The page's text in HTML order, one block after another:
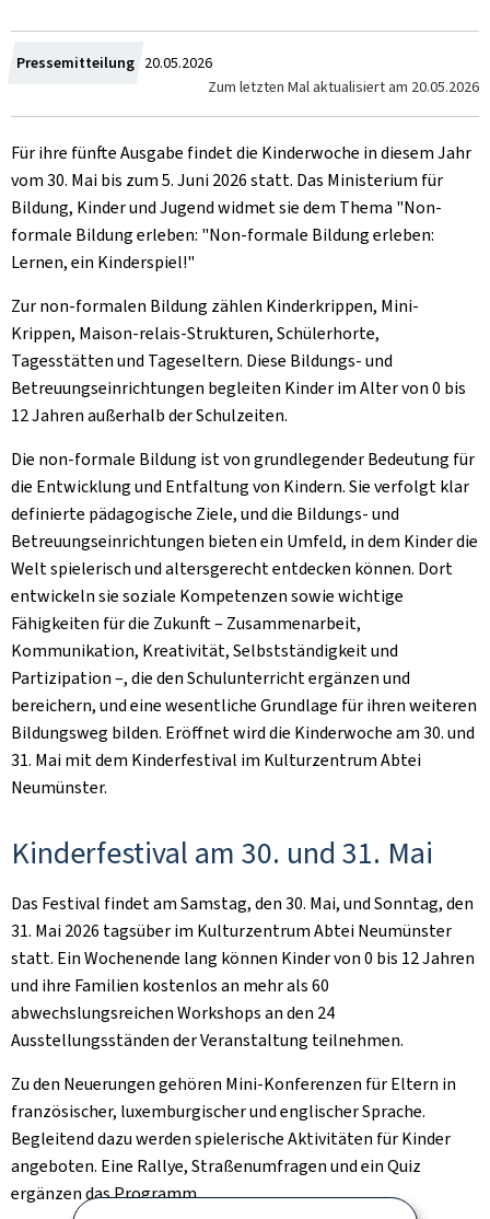
Pressemitteilung Zum
20.05.2026
Zum letzten Mal aktualisiert am 20.05.2026
Für ihre fünfte Ausgabe findet die Kinderwoche in diesem Jahr
vom 30. Mai bis zum 5. Juni 2026 statt. Das Ministerium für
Bildung, Kinder und Jugend widmet sie dem Thema "Non-
formale Bildung erleben: "Non-formale Bildung erleben:
Lernen, ein Kinderspiel!"
Zur non-formalen Bildung zählen Kinderkrippen, Mini-
Krippen, Maison-relais-Strukturen, Schülerhorte,
Tagesstätten und Tageseltern. Diese Bildungs- und
Betreuungseinrichtungen begleiten Kinder im Alter von 0 bis
12 Jahren außerhalb der Schulzeiten.
Die non-formale Bildung ist von grundlegender Bedeutung für
die Entwicklung und Entfaltung von Kindern. Sie verfolgt klar
definierte pädagogische Ziele, und die Bildungs- und
Betreuungseinrichtungen bieten ein Umfeld, in dem Kinder die
Welt spielerisch und altersgerecht entdecken können. Dort
entwickeln sie soziale Kompetenzen sowie wichtige
Fähigkeiten für die Zukunft – Zusammenarbeit,
Kommunikation, Kreativität, Selbstständigkeit und
Partizipation –, die den Schulunterricht ergänzen und
bereichern, und eine wesentliche Grundlage für ihren weiteren
Bildungsweg bilden. Eröffnet wird die Kinderwoche am 30. und
31. Mai mit dem Kinderfestival im Kulturzentrum Abtei
Neumünster.
Kinderfestival am 30. und 31. Mai
Das Festival findet am Samstag, den 30. Mai, und Sonntag, den
31. Mai 2026 tagsüber im Kulturzentrum Abtei Neumünster
statt. Ein Wochenende lang können Kinder von 0 bis 12 Jahren
und ihre Familien kostenlos an mehr als 60
abwechslungsreichen Workshops an den 24
Ausstellungsständen der Veranstaltung teilnehmen.
Zu den Neuerungen gehören Mini-Konferenzen für Eltern in
französischer, luxemburgischer und englischer Sprache.
Begleitend dazu werden spielerische Aktivitäten für Kinder
angeboten. Eine Rallye, Straßenumfragen und ein Quiz
ergänzen das Programm.